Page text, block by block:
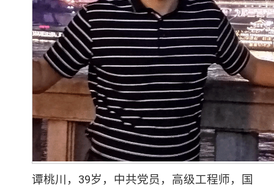
谭桃川，39岁，中共党员，高级工程师，国